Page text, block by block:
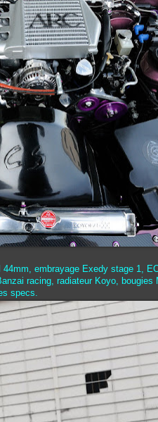
embrayage Exedy stage 1,
racing, radiateur Koyo, bougies
specs.